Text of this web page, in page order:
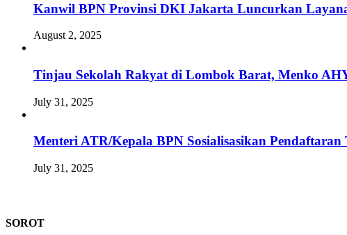
Kanwil BPN Provinsi DKI Jakarta Luncurkan
August 2, 2025
Tinjau Sekolah Rakyat di Lombok Barat, Menko
July 31, 2025
Menteri ATR/Kepala BPN Sosialisasikan
July 31, 2025
SOROT